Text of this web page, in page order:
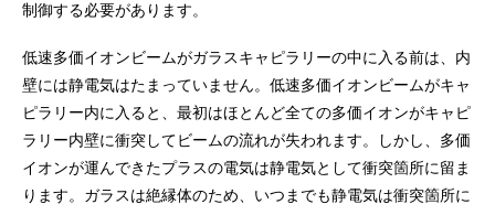
制御する必要があります。
低速多価イオンビームがガラスキャピラリーの中に入る前は、内
壁には静電気はたまっていません。低速多価イオンビームがキャ
ピラリー内に入ると、最初はほとんど全ての多価イオンがキャピ
ラリー内壁に衝突してビームの流れが失われます。しかし、多価
イオンが運んできたプラスの電気は静電気として衝突箇所に留ま
ります。ガラスは絶縁体のため、いつまでも静電気は衝突箇所に